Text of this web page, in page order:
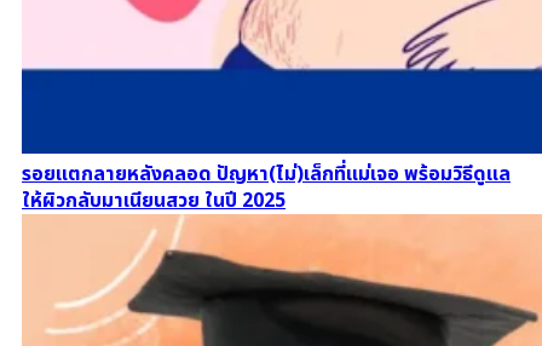
รอยแตกลายหลังคลอด ปัญหา(ไม่)เล็กที่แม่เจอ พร้อมวิธีดูแล
ให้ผิวกลับมาเนียนสวย ในปี 2025